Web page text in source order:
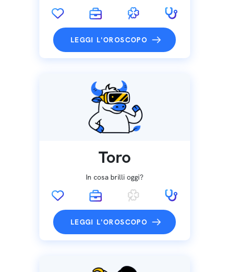
LEGGI L'OROSCOPO
Toro
In cosa brilli oggi?
LEGGI L'OROSCOPO